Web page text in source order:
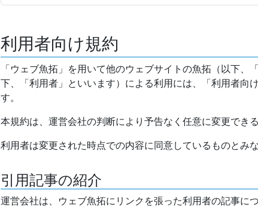
利用者向け規約
「ウェブ魚拓」を用いて他のウェブサイトの魚拓（以下、
下、「利用者」といいます）による利用には、「利用者向
す。
本規約は、運営会社の判断により予告なく任意に変更でき
利用者は変更された時点での内容に同意しているものとみ
引用記事の紹介
運営会社は、ウェブ魚拓にリンクを張った利用者の記事に